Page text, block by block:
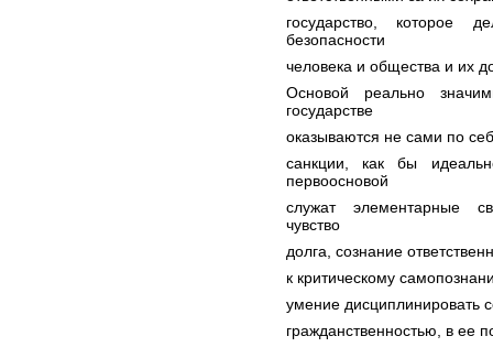
государство, которое
безопасности
человека и общества и их
Основой реально
государстве
оказываются не сами по
санкции, как бы
первоосновой
служат элементарные
чувство
долга, сознание
к критическому
умение дисциплинировать
гражданственностью, в ее